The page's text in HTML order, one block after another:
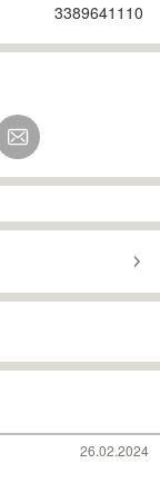
3389641110
26.02.2024